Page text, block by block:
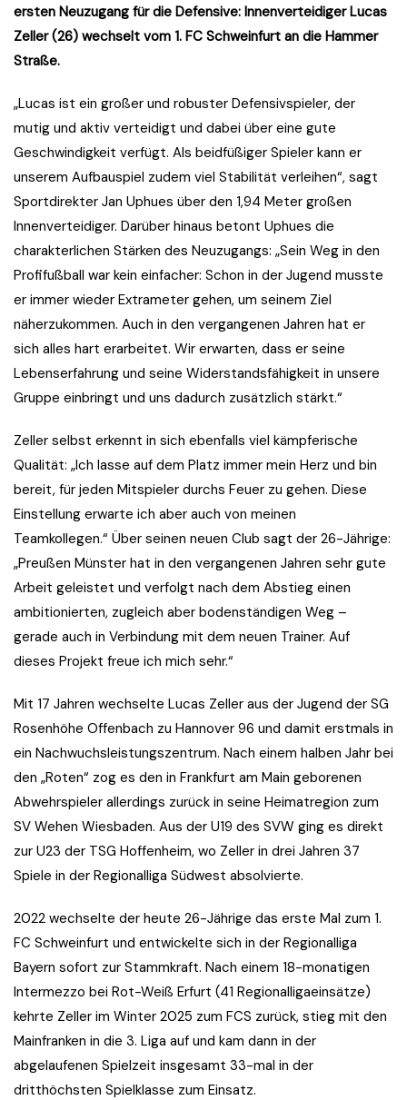
ersten Neuzugang für die Defensive: Innenverteidiger Lucas
Zeller (26) wechselt vom 1. FC Schweinfurt an die Hammer
Straße.
„Lucas ist ein großer und robuster Defensivspieler, der
mutig und aktiv verteidigt und dabei über eine gute
Geschwindigkeit verfügt. Als beidfüßiger Spieler kann er
unserem Aufbauspiel zudem viel Stabilität verleihen“, sagt
Sportdirekter Jan Uphues über den 1,94 Meter großen
Innenverteidiger. Darüber hinaus betont Uphues die
charakterlichen Stärken des Neuzugangs: „Sein Weg in den
Profifußball war kein einfacher: Schon in der Jugend musste
er immer wieder Extrameter gehen, um seinem Ziel
näherzukommen. Auch in den vergangenen Jahren hat er
sich alles hart erarbeitet. Wir erwarten, dass er seine
Lebenserfahrung und seine Widerstandsfähigkeit in unsere
Gruppe einbringt und uns dadurch zusätzlich stärkt.“
Zeller selbst erkennt in sich ebenfalls viel kämpferische
Qualität: „Ich lasse auf dem Platz immer mein Herz und bin
bereit, für jeden Mitspieler durchs Feuer zu gehen. Diese
Einstellung erwarte ich aber auch von meinen
Teamkollegen.“ Über seinen neuen Club sagt der 26-Jährige:
„Preußen Münster hat in den vergangenen Jahren sehr gute
Arbeit geleistet und verfolgt nach dem Abstieg einen
ambitionierten, zugleich aber bodenständigen Weg –
gerade auch in Verbindung mit dem neuen Trainer. Auf
dieses Projekt freue ich mich sehr.“
Mit 17 Jahren wechselte Lucas Zeller aus der Jugend der SG
Rosenhöhe Offenbach zu Hannover 96 und damit erstmals in
ein Nachwuchsleistungszentrum. Nach einem halben Jahr bei
den „Roten“ zog es den in Frankfurt am Main geborenen
Abwehrspieler allerdings zurück in seine Heimatregion zum
SV Wehen Wiesbaden. Aus der U19 des SVW ging es direkt
zur U23 der TSG Hoffenheim, wo Zeller in drei Jahren 37
Spiele in der Regionalliga Südwest absolvierte.
2022 wechselte der heute 26-Jährige das erste Mal zum 1.
FC Schweinfurt und entwickelte sich in der Regionalliga
Bayern sofort zur Stammkraft. Nach einem 18-monatigen
Intermezzo bei Rot-Weiß Erfurt (41 Regionalligaeinsätze)
kehrte Zeller im Winter 2025 zum FCS zurück, stieg mit den
Mainfranken in die 3. Liga auf und kam dann in der
abgelaufenen Spielzeit insgesamt 33-mal in der
dritthöchsten Spielklasse zum Einsatz.